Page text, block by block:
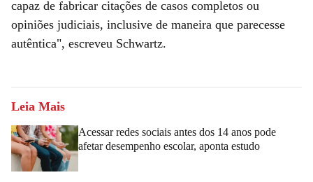
capaz de fabricar citações de casos completos ou
opiniões judiciais, inclusive de maneira que parecesse
autêntica", escreveu Schwartz.
Leia Mais
Acessar redes sociais antes dos 14 anos pode
afetar desempenho escolar, aponta estudo